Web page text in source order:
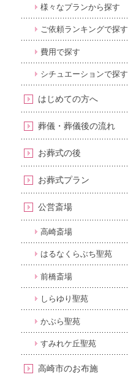
様々なプランから探す
ご依頼ランキングで探す
費用で探す
シチュエーションで探す
はじめての方へ
葬儀・葬儀後の流れ
お葬式の後
お葬式プラン
公営斎場
高崎斎場
はるなくらぶち聖苑
前橋斎場
しらゆり聖苑
かぶら聖苑
すみれケ丘聖苑
高崎市のお布施